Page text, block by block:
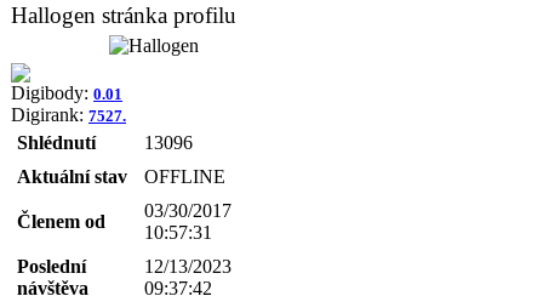
Hallogen stránka profilu
Digibody: 0.01
Digirank: 7527.
Shlédnutí
13096
Aktuální stav
OFFLINE
Členem od
03/30/2017
10:57:31
Poslední
návštěva
12/13/2023
09:37:42